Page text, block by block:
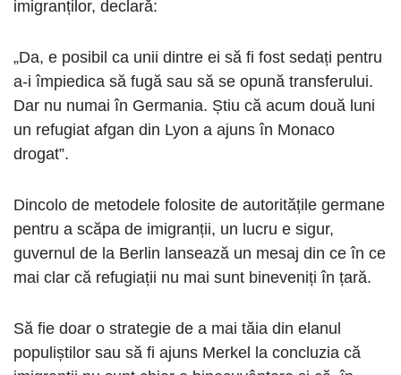
imigranților, declară:
„Da, e posibil ca unii dintre ei să fi fost sedați pentru
a-i împiedica să fugă sau să se opună transferului.
Dar nu numai în Germania. Știu că acum două luni
un refugiat afgan din Lyon a ajuns în Monaco
drogat”.
Dincolo de metodele folosite de autoritățile germane
pentru a scăpa de imigranții, un lucru e sigur,
guvernul de la Berlin lansează un mesaj din ce în ce
mai clar că refugiații nu mai sunt bineveniți în țară.
Să fie doar o strategie de a mai tăia din elanul
populiștilor sau să fi ajuns Merkel la concluzia că